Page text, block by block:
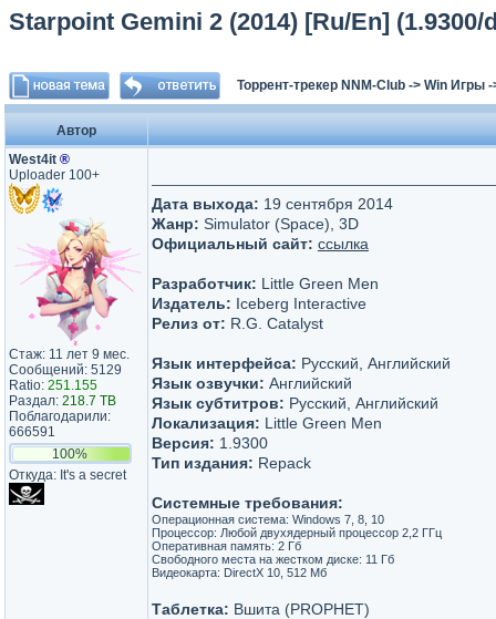
Starpoint Gemini 2 (2014) [Ru/En]
Торрент-трекер NNM-Club -> Win Игры
Автор
West4it ®
Uploader 100+
Стаж: 11 лет 9 мес.
Сообщений: 5129
Ratio: 251.155
Раздал: 218.7 TB
Поблагодарили:
666591
100%
Откуда: It's a secret
Дата выхода: 19 сентября 2014
Жанр: Simulator (Space), 3D
Официальный сайт: ссылка
Разработчик: Little Green Men
Издатель: Iceberg Interactive
Релиз от: R.G. Catalyst
Язык интерфейса: Русский, Английский
Язык озвучки: Английский
Язык субтитров: Русский, Английский
Локализация: Little Green Men
Версия: 1.9300
Тип издания: Repack
Системные требования:
Операционная система: Windows 7, 8, 10
Процессор: Любой двухядерный процессор 2,2 ГГц
Оперативная память: 2 Гб
Свободного места на жестком диске: 11 Гб
Видеокарта: DirectX 10, 512 Мб
Таблетка: Вшита (PROPHET)